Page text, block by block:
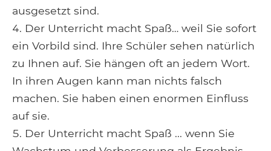
ausgesetzt sind.
Der Unterricht macht Spaß… weil Sie sofort
ein Vorbild sind. Ihre Schüler sehen natürlich
zu Ihnen auf. Sie hängen oft an jedem Wort.
In ihren Augen kann man nichts falsch
machen. Sie haben einen enormen Einfluss
auf sie.
Der Unterricht macht Spaß ... wenn Sie